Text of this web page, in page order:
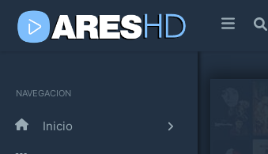
NAVEGACION
Inicio